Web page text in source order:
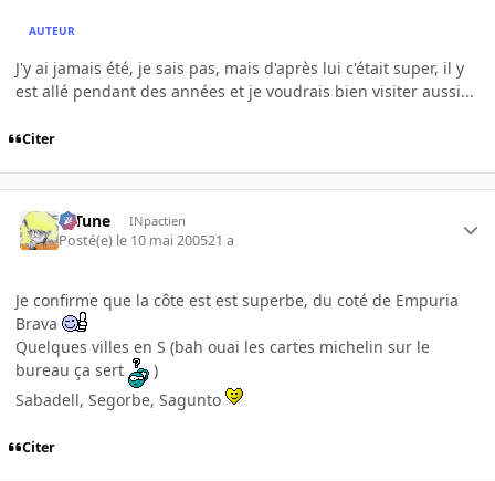
AUTEUR
J'y ai jamais été, je sais pas, mais d'après lui c'était super, il y
est allé pendant des années et je voudrais bien visiter aussi...
Citer
D-Tune INpactien
Posté(e) le 10 mai 200521 a
Je confirme que la côte est est superbe, du coté de Empuria
Brava
Quelques villes en S (bah ouai les cartes michelin sur le
bureau ça sert
)
Sabadell, Segorbe, Sagunto
Citer